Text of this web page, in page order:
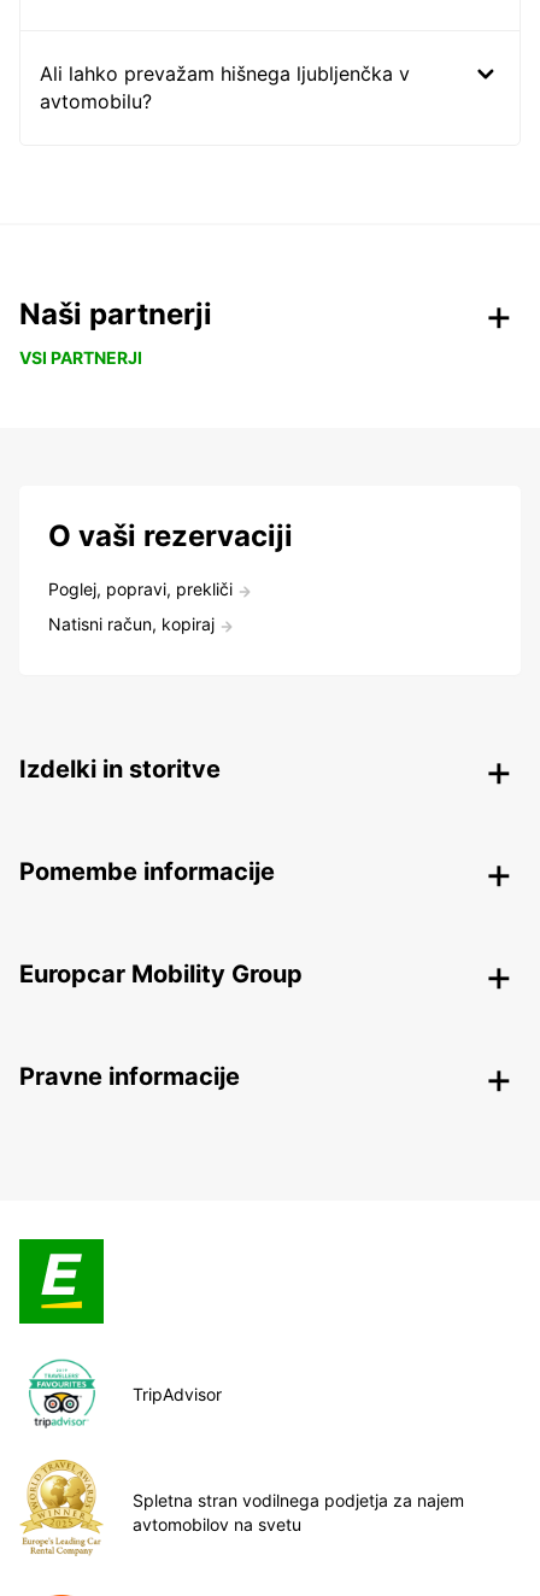
Ali lahko prevažam hišnega ljubljenčka v
avtomobilu?
Naši partnerji
VSI PARTNERJI
O vaši rezervaciji
Poglej, popravi, prekliči
Natisni račun, kopiraj
Izdelki in storitve
Pomembe informacije
Europcar Mobility Group
Pravne informacije
TripAdvisor
Spletna stran vodilnega podjetja za najem
avtomobilov na svetu